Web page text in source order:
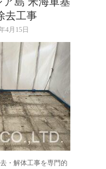
去工事
4月15日
・解体工事を専門的